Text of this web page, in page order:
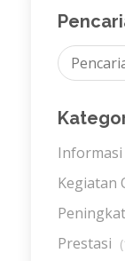
Kegiatan
Prestasi